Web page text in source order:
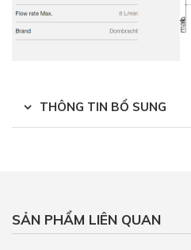
THÔNG TIN BỔ SUNG
SẢN PHẨM LIÊN QUAN